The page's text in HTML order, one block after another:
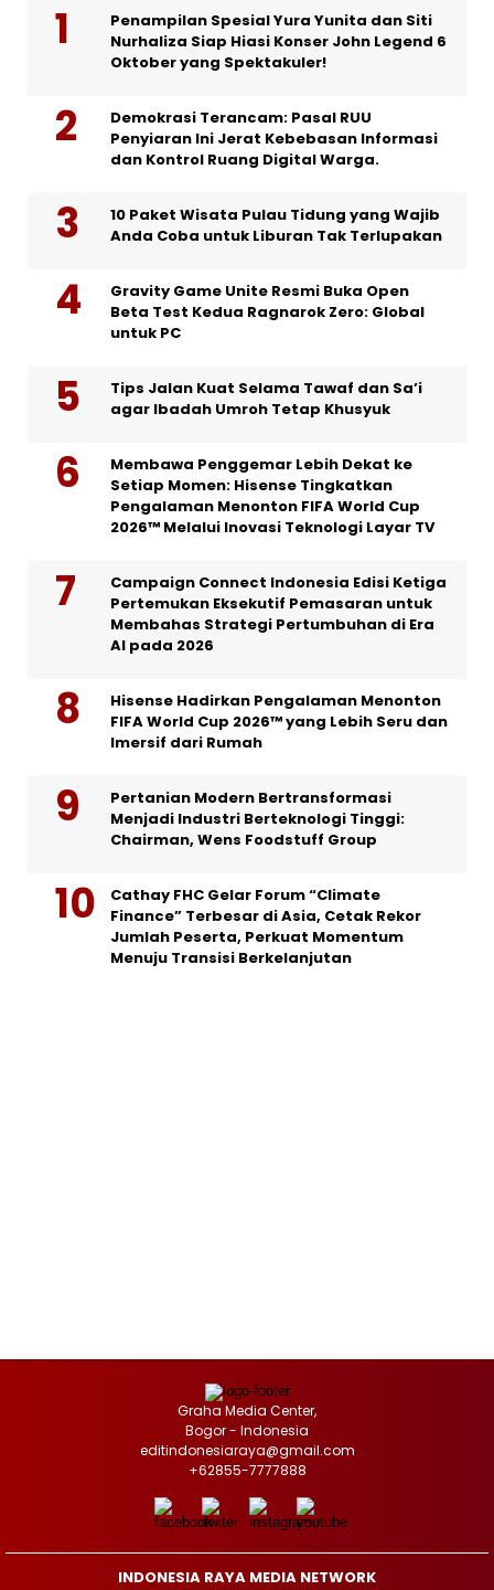
Penampilan Spesial Yura Yunita dan Siti
Nurhaliza Siap Hiasi Konser John Legend 6
Oktober yang Spektakuler!
Demokrasi Terancam: Pasal RUU
Penyiaran Ini Jerat Kebebasan Informasi
dan Kontrol Ruang Digital Warga.
10 Paket Wisata Pulau Tidung yang Wajib
Anda Coba untuk Liburan Tak Terlupakan
Gravity Game Unite Resmi Buka Open
Beta Test Kedua Ragnarok Zero: Global
untuk PC
Tips Jalan Kuat Selama Tawaf dan Sa’i
agar Ibadah Umroh Tetap Khusyuk
Membawa Penggemar Lebih Dekat ke
Setiap Momen: Hisense Tingkatkan
Pengalaman Menonton FIFA World Cup
2026™ Melalui Inovasi Teknologi Layar TV
Campaign Connect Indonesia Edisi Ketiga
Pertemukan Eksekutif Pemasaran untuk
Membahas Strategi Pertumbuhan di Era
AI pada 2026
Hisense Hadirkan Pengalaman Menonton
FIFA World Cup 2026™ yang Lebih Seru dan
Imersif dari Rumah
Pertanian Modern Bertransformasi
Menjadi Industri Berteknologi Tinggi:
Chairman, Wens Foodstuff Group
Cathay FHC Gelar Forum “Climate
Finance” Terbesar di Asia, Cetak Rekor
Jumlah Peserta, Perkuat Momentum
Menuju Transisi Berkelanjutan
Graha Media Center,
Bogor - Indonesia
editindonesiaraya@gmail.com
+62855-7777888
INDONESIA RAYA MEDIA NETWORK